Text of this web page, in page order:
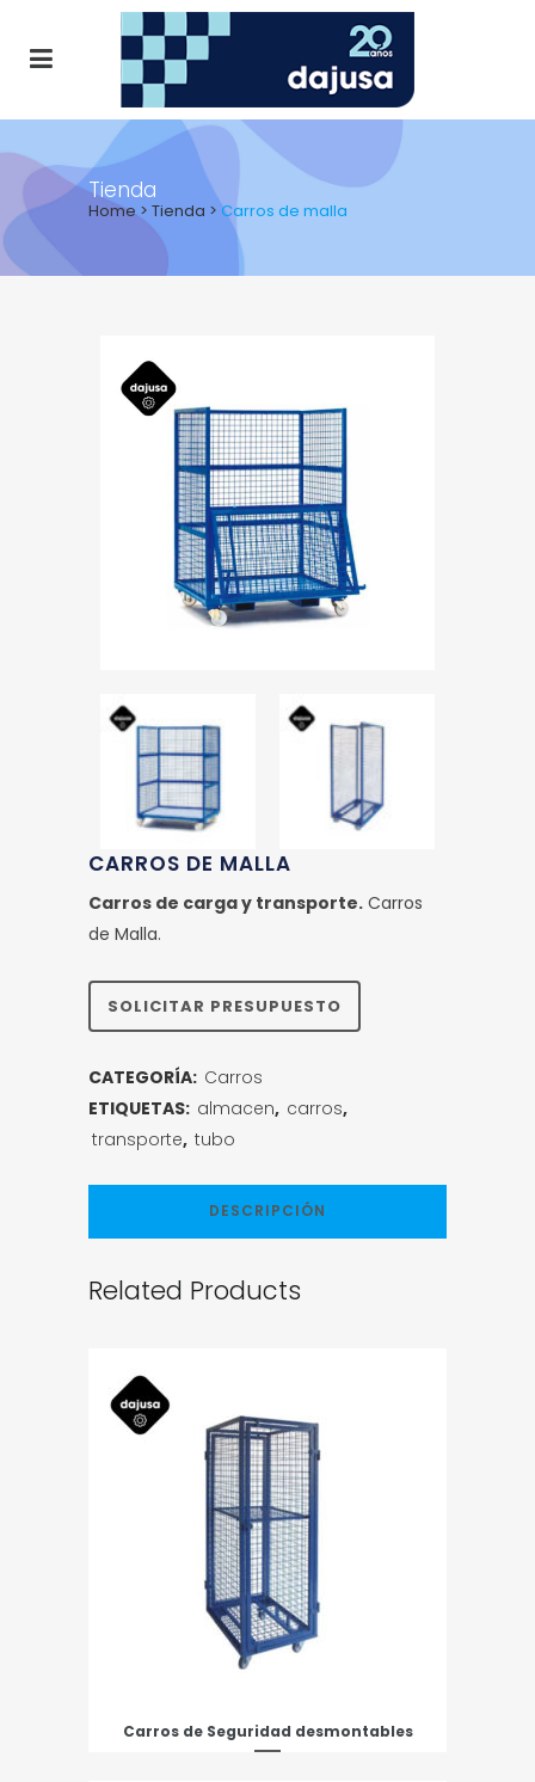
Tienda
Home> Tienda > Carros de malla
CARROS DE MALLA
Carros de carga y transporte. Carros
de Malla.
SOLICITAR PRESUPUESTO
CATEGORÍA: Carros
ETIQUETAS: almacen, carros,
transporte, tubo
DESCRIPCIÓN
Related Products
Carros de Seguridad desmontables